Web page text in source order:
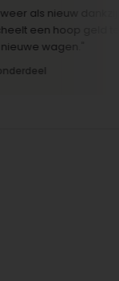
nieuw dankzij de
hoop geld ten
wagen."